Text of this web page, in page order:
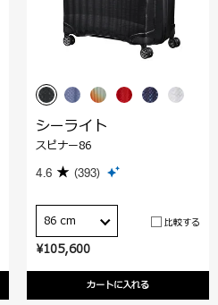
¥105,600
カートに入れる
シーライト
スピナー86
4.6 (393)
86 cm 比較する